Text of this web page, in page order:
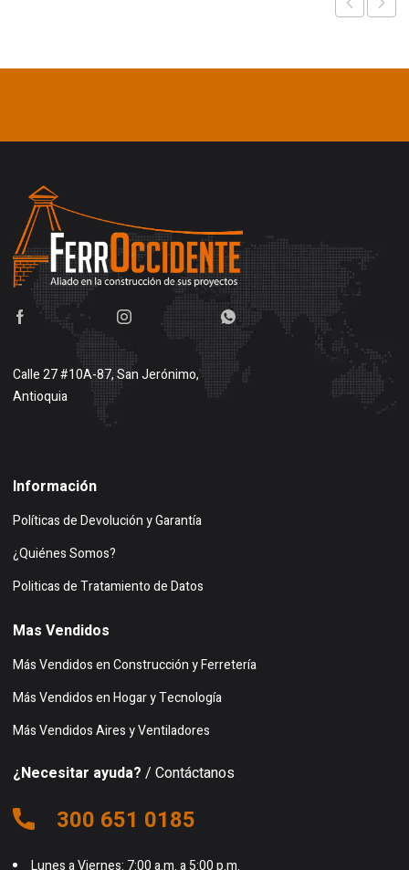
Calle 27 #10A-87, San Jerónimo,
Antioquia
Información
Políticas de Devolución y Garantía
¿Quiénes Somos?
Politicas de Tratamiento de Datos
Mas Vendidos
Más Vendidos en Construcción y Ferretería
Más Vendidos en Hogar y Tecnología
Más Vendidos Aires y Ventiladores
¿Necesitar ayuda? / Contáctanos
300 651 0185
Lunes a Viernes: 7:00 a.m. a 5:00 p.m.